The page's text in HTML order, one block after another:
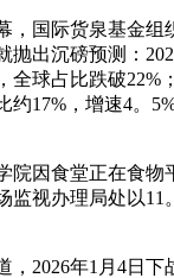
国际货泉基金组
抛出沉磅预测：
全球占比跌破22%
约17%，增速4。
因食堂正在食物
监视办理局处以11
2026年1月4日下